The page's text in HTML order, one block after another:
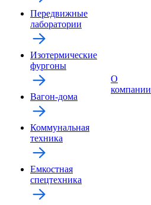
Передвижные
лаборатории
Изотермические
фургоны
Вагон-дома
Коммунальная
техника
Емкостная
спецтехника
О
компании